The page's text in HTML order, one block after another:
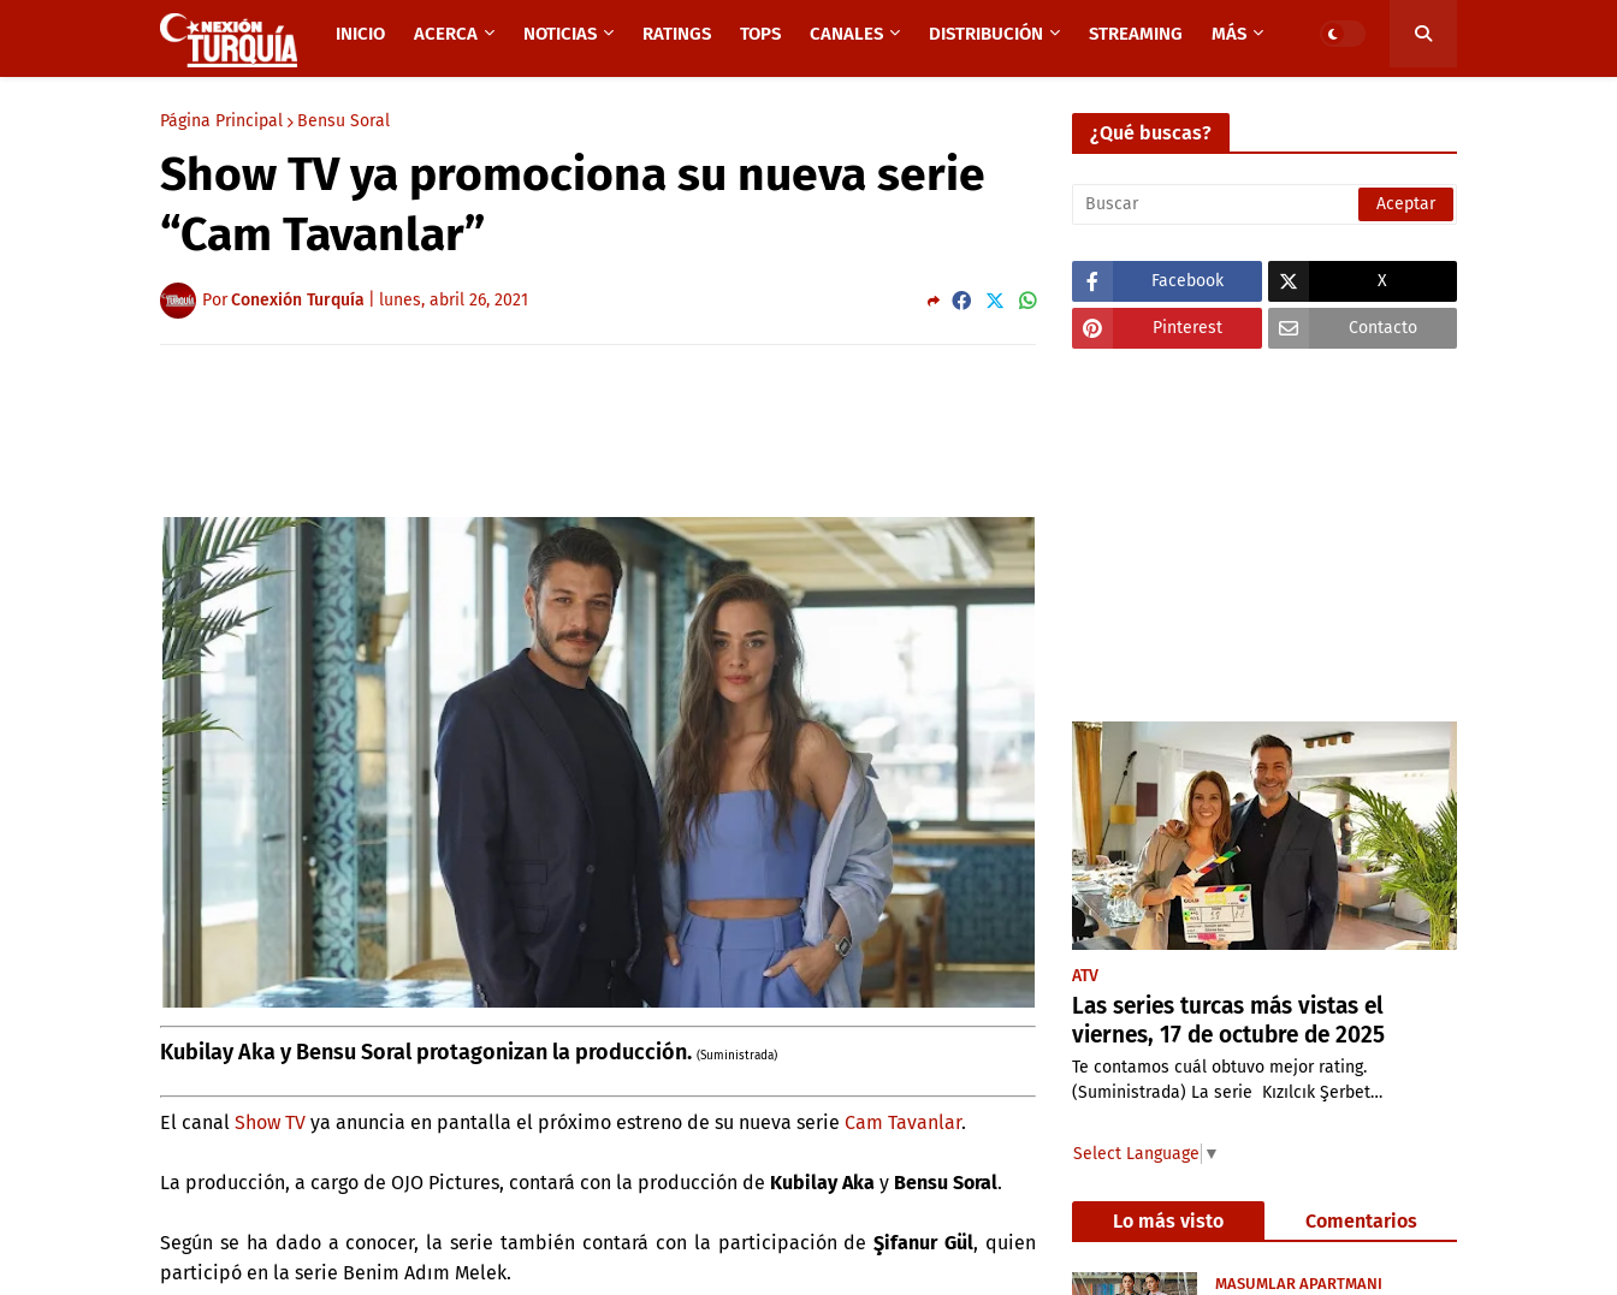
INICIO ACERCA NOTICIAS RATINGS TOPS CANALES DISTRIBUCIÓN STREAMING MÁS
Página Principal Bensu Soral
Show TV ya promociona su nueva serie
“Cam Tavanlar”
PorConexión Turquía lunes, abril 26, 2021
Kubilay Aka y Bensu Soral protagonizan la producción. (Suministrada)
El canal Show TV ya anuncia en pantalla el próximo estreno de su nueva serie Cam Tavanlar.
La producción, a cargo de OJO Pictures, contará con la producción de Kubilay Aka y Bensu Soral.
Según se ha dado a conocer, la serie también contará con la participación deŞifanur Gül, quien
participó en la serie Benim Adım Melek.
¿Qué buscas?
Facebook X
Pinterest Contacto
ATV
Las series turcas más vistas el
viernes, 17 de octubre de 2025
Te contamos cuál obtuvo mejor rating.
(Suministrada) La serie Kızılcık Şerbet…
Select Language ▼
Lo más visto Comentarios
MASUMLAR APARTMANI